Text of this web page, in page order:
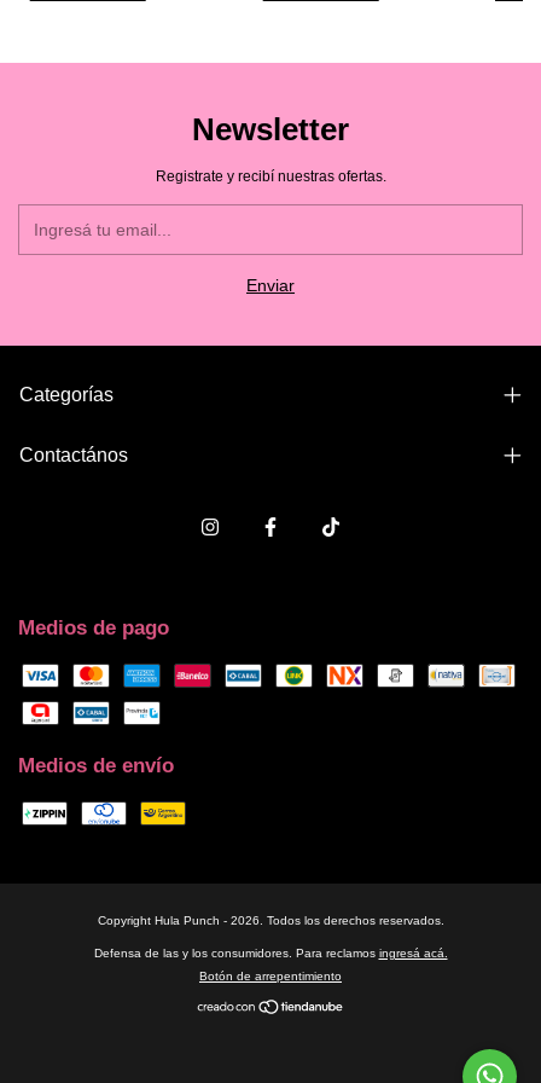
Newsletter
Registrate y recibí nuestras ofertas.
Categorías
Contactános
Medios de pago
Medios de envío
Copyright Hula Punch - 2026. Todos los derechos reservados.
Defensa de las y los consumidores. Para reclamos ingresá acá.
Botón de arrepentimiento